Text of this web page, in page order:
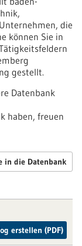
die
können Sie in
gestellt.
Datenbank
haben, freuen
in die Datenbank
erstellen (PDF)